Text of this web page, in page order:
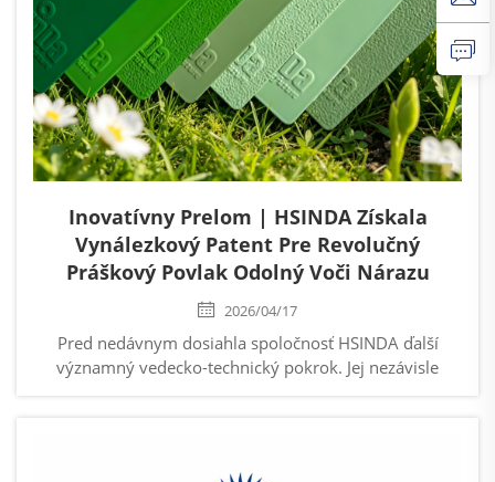
Inovatívny Prelom | HSINDA Získala
Vynálezkový Patent Pre Revolučný
Práškový Povlak Odolný Voči Nárazu
2026/04/17
Pred nedávnym dosiahla spoločnosť HSINDA ďalší
významný vedecko-technický pokrok. Jej nezávisle